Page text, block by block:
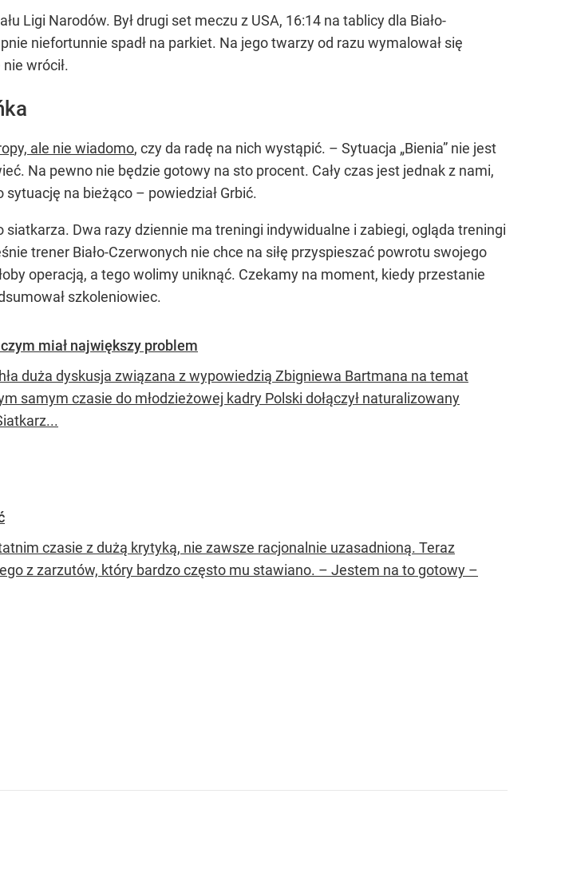
Ligi Narodów. Był drugi set meczu z USA, 16:14 na tablicy dla Biało-
niefortunnie spadł na parkiet. Na jego twarzy od razu wymalował się
wrócił.
ale nie wiadomo, czy da radę na nich wystąpić. – Sytuacja „Bienia” nie jest
Na pewno nie będzie gotowy na sto procent. Cały czas jest jednak z nami,
na bieżąco – powiedział Grbić.
Dwa razy dziennie ma treningi indywidualne i zabiegi, ogląda treningi
trener Biało-Czerwonych nie chce na siłę przyspieszać powrotu swojego
operacją, a tego wolimy uniknąć. Czekamy na moment, kiedy przestanie
szkoleniowiec.
miał największy problem
duża dyskusja związana z wypowiedzią Zbigniewa Bartmana na temat
samym czasie do młodzieżowej kadry Polski dołączył naturalizowany
czasie z dużą krytyką, nie zawsze racjonalnie uzasadnioną. Teraz
z zarzutów, który bardzo często mu stawiano. – Jestem na to gotowy –